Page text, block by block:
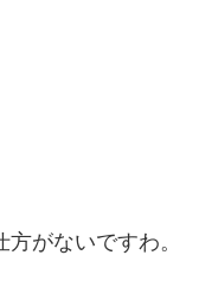
がないですわ。